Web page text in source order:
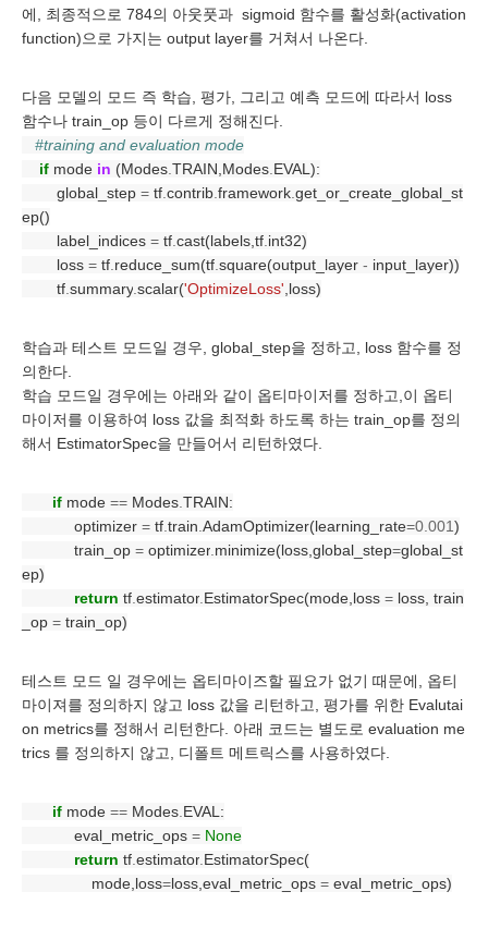
에, 최종적으로 784의 아웃풋과  sigmoid 함수를 활성화(activation
function)으로 가지는 output layer를 거쳐서 나온다.
다음 모델의 모드 즉 학습, 평가, 그리고 예측 모드에 따라서 loss
함수나 train_op 등이 다르게 정해진다.
#training and evaluation mode
if mode in (Modes TRAIN,Modes EVAL):
global_step = tf contrib framework get_or_create_global_st
ep()
label_indices = tf cast(labels,tf int32)
loss = tf reduce_sum(tf square(output_layer - input_layer))
tf summary scalar('OptimizeLoss' ,loss)
학습과 테스트 모드일 경우, global_step을 정하고, loss 함수를 정
의한다.
학습 모드일 경우에는 아래와 같이 옵티마이저를 정하고,이 옵티
마이저를 이용하여 loss 값을 최적화 하도록 하는 train_op를 정의
해서 EstimatorSpec을 만들어서 리턴하였다.
if mode == Modes TRAIN:
optimizer = tf train AdamOptimizer(learning_rate=0.001)
train_op = optimizer minimize(loss,global_step=global_st
ep)
return tf estimator EstimatorSpec(mode,loss = loss, train
_op = train_op)
테스트 모드 일 경우에는 옵티마이즈할 필요가 없기 때문에, 옵티
마이져를 정의하지 않고 loss 값을 리턴하고, 평가를 위한 Evalutai
on metrics를 정해서 리턴한다. 아래 코드는 별도로 evaluation me
trics 를 정의하지 않고, 디폴트 메트릭스를 사용하였다.
if mode == Modes EVAL:
eval_metric_ops = None
return tf estimator EstimatorSpec(
mode,loss=loss,eval_metric_ops = eval_metric_ops)